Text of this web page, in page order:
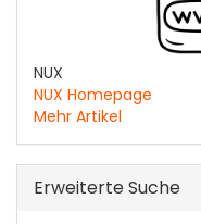
NUX
NUX Homepage
Mehr Artikel
Erweiterte Suche